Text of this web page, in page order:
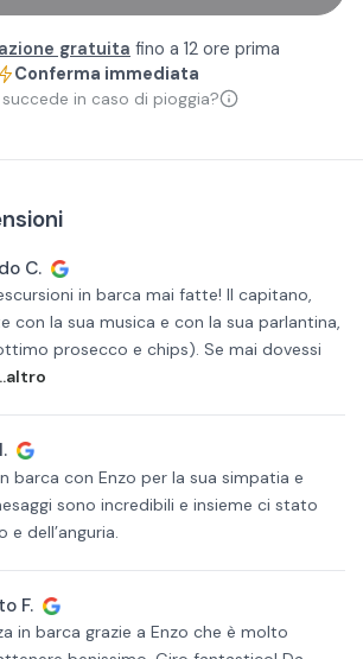
gratuita fino a 12 ore prima
Conferma immediata
succede in caso di pioggia?
C.
in barca mai fatte! Il capitano,
con la sua musica e con la sua parlantina,
prosecco e chips). Se mai dovessi
barca con Enzo per la sua simpatia e
sono incredibili e insieme ci stato
dell’anguria.
F.
in barca grazie a Enzo che è molto